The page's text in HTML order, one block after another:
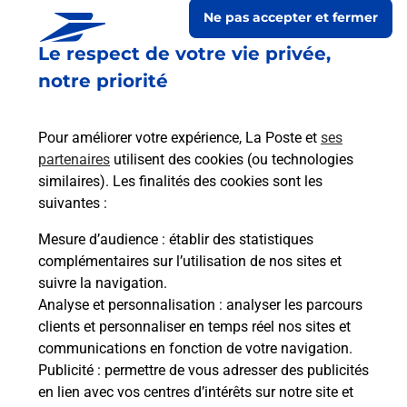
Le respect de votre vie privée,
notre priorité
Pour améliorer votre expérience, La Poste et ses
partenaires utilisent des cookies (ou technologies
similaires). Les finalités des cookies sont les
suivantes :
Mesure d’audience : établir des statistiques
complémentaires sur l’utilisation de nos sites et
suivre la navigation.
Analyse et personnalisation : analyser les parcours
clients et personnaliser en temps réel nos sites et
communications en fonction de votre navigation.
Publicité : permettre de vous adresser des publicités
en lien avec vos centres d’intérêts sur notre site et
Ne pas accepter et fermer
Prochaine collecte du courriersamedià 09h00
16 Rue De La Vallee
02400 Azy Sur Marne
Itinéraire
Le lien s'ouvre dans un nouvel onglet